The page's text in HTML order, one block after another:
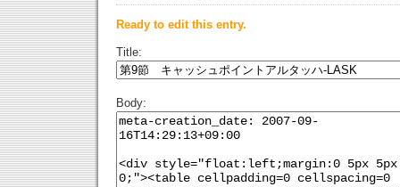
Ready to edit this entry.
Title:
Body: